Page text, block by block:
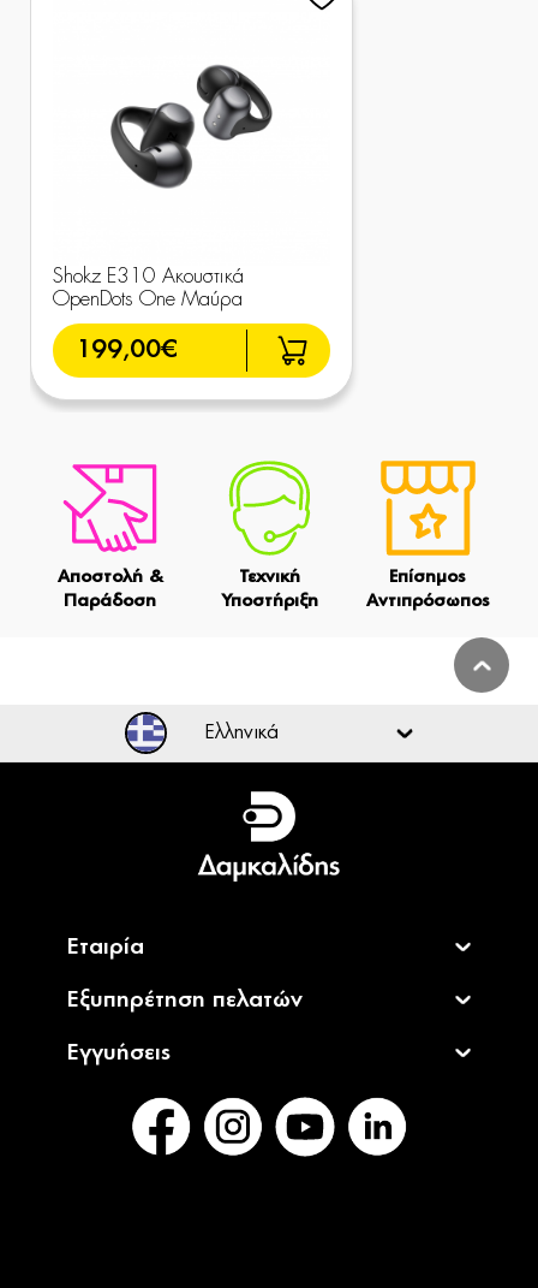
Shokz E310 Ακουστικά
OpenDots One Μαύρα
199,00€
Αποστολή &
Παράδοση
Τεχνική
Υποστήριξη
Επίσημος
Αντιπρόσωπος
Ελληνικά
Ελληνικά
English
Εταιρία
Εξυπηρέτηση πελατών
Εγγυήσεις